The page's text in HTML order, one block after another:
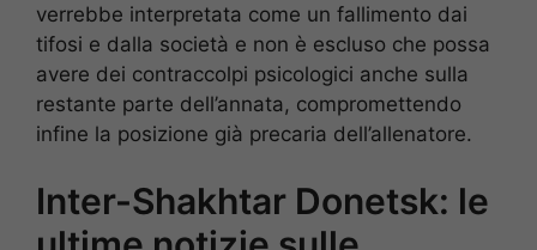
verrebbe interpretata come un fallimento dai
tifosi e dalla società e non è escluso che possa
avere dei contraccolpi psicologici anche sulla
restante parte dell’annata, compromettendo
infine la posizione già precaria dell’allenatore.
Inter-Shakhtar Donetsk: le